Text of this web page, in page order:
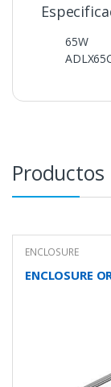
65W
ENCLOSURE
ENCLOSURE